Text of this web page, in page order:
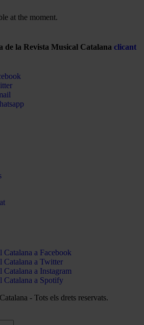
at the moment.
de la Revista Musical Catalana clicant
a Facebook
Catalana a Twitter
a Instagram
Catalana a Spotify
- Tots els drets reservats.